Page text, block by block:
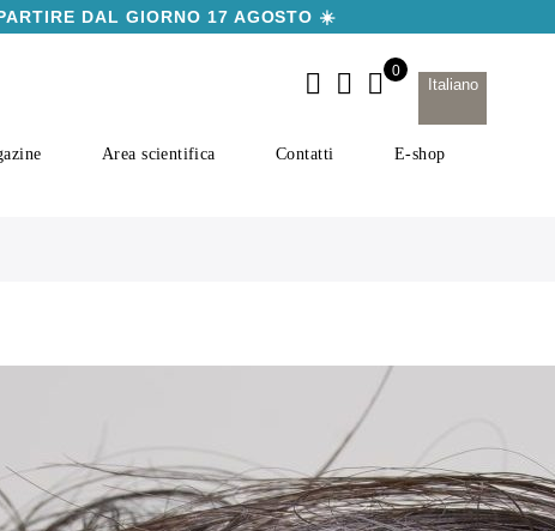
DAL GIORNO 17 AGOSTO ☀️
Italiano
Area scientifica Contatti E-shop